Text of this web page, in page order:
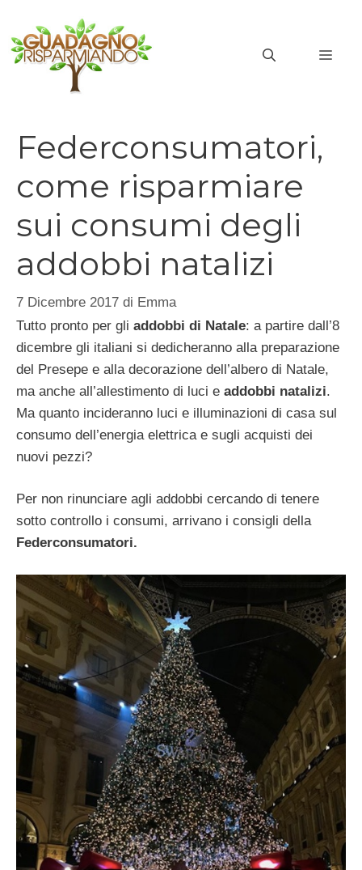
contenuto
Federconsumatori,
come risparmiare
sui consumi degli
addobbi natalizi
7 Dicembre 2017 di Emma
Tutto pronto per gli addobbi di Natale: a partire dall’8
dicembre gli italiani si dedicheranno alla preparazione
del Presepe e alla decorazione dell’albero di Natale,
ma anche all’allestimento di luci e addobbi natalizi.
Ma quanto incideranno luci e illuminazioni di casa sul
consumo dell’energia elettrica e sugli acquisti dei
nuovi pezzi?
Per non rinunciare agli addobbi cercando di tenere
sotto controllo i consumi, arrivano i consigli della
Federconsumatori.